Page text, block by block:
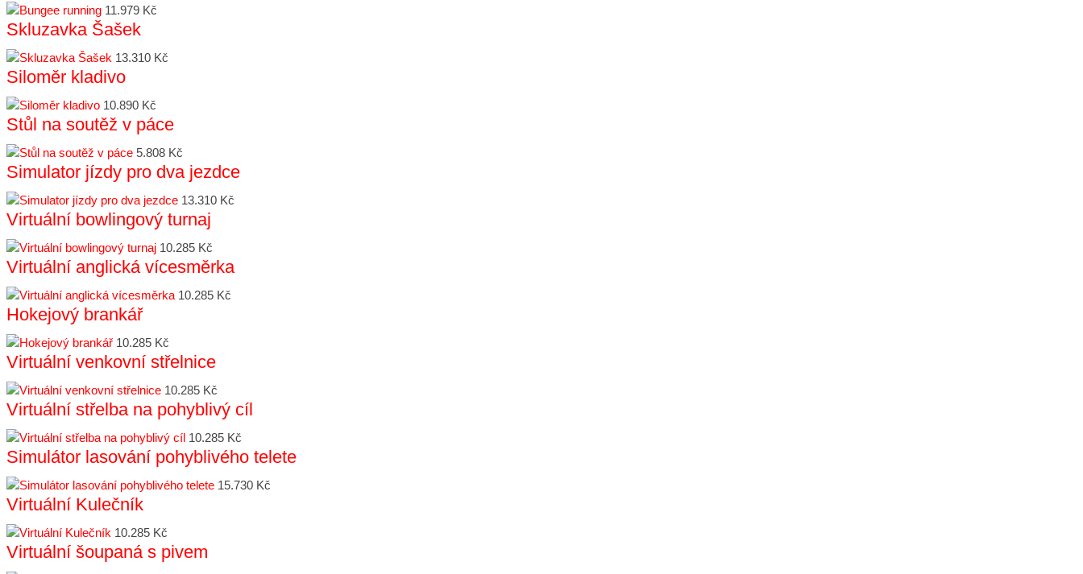
11.979 Kč
Skluzavka Šašek
13.310 Kč
Siloměr kladivo
10.890 Kč
Stůl na soutěž v páce
5.808 Kč
Simulator jízdy pro dva jezdce
13.310 Kč
Virtuální bowlingový turnaj
10.285 Kč
Virtuální anglická vícesměrka
10.285 Kč
Hokejový brankář
10.285 Kč
Virtuální venkovní střelnice
10.285 Kč
Virtuální střelba na pohyblivý cíl
10.285 Kč
Simulátor lasování pohyblivého telete
15.730 Kč
Virtuální Kulečník
10.285 Kč
Virtuální šoupaná s pivem